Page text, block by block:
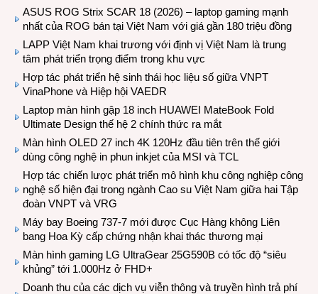
ASUS ROG Strix SCAR 18 (2026) – laptop gaming mạnh
nhất của ROG bán tại Việt Nam với giá gần 180 triệu đồng
LAPP Việt Nam khai trương với định vị Việt Nam là trung
tâm phát triển trọng điểm trong khu vực
Hợp tác phát triển hệ sinh thái học liệu số giữa VNPT
VinaPhone và Hiệp hội VAEDR
Laptop màn hình gập 18 inch HUAWEI MateBook Fold
Ultimate Design thế hệ 2 chính thức ra mắt
Màn hình OLED 27 inch 4K 120Hz đầu tiên trên thế giới
dùng công nghệ in phun inkjet của MSI và TCL
Hợp tác chiến lược phát triển mô hình khu công nghiệp công
nghệ số hiện đại trong ngành Cao su Việt Nam giữa hai Tập
đoàn VNPT và VRG
Máy bay Boeing 737-7 mới được Cục Hàng không Liên
bang Hoa Kỳ cấp chứng nhận khai thác thương mại
Màn hình gaming LG UltraGear 25G590B có tốc độ “siêu
khủng” tới 1.000Hz ở FHD+
Doanh thu của các dịch vụ viễn thông và truyền hình trả phí